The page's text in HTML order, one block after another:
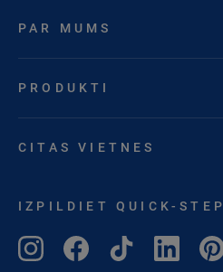
PAR MUMS
PRODUKTI
CITAS VIETNES
IZPILDIET QUICK-STEP